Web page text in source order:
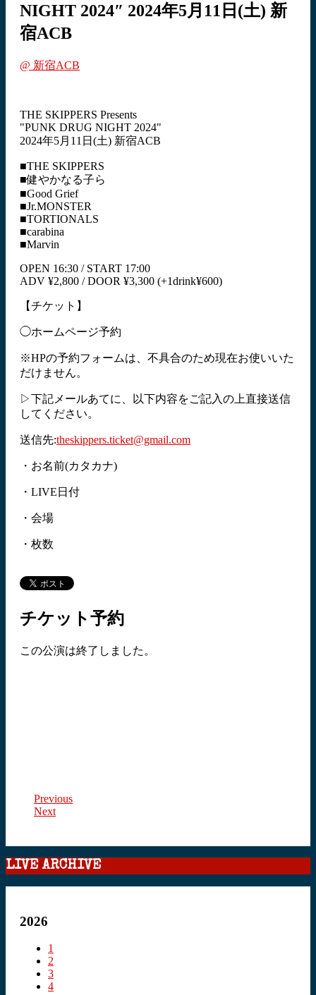
NIGHT 2024″ 2024年5月11日(土) 新
宿ACB
@ 新宿ACB
THE SKIPPERS Presents
"PUNK DRUG NIGHT 2024"
2024年5月11日(土) 新宿ACB
■THE SKIPPERS
■健やかなる子ら
■Good Grief
■Jr.MONSTER
■TORTIONALS
■carabina
■Marvin
OPEN 16:30 / START 17:00
ADV ¥2,800 / DOOR ¥3,300 (+1drink¥600)
【チケット】
◯ホームページ予約
※HPの予約フォームは、不具合のため現在お使いいた
だけません。
▷下記メールあてに、以下内容をご記入の上直接送信
してください。
送信先:theskippers.ticket@gmail.com
・お名前(カタカナ)
・LIVE日付
・会場
・枚数
チケット予約
この公演は終了しました。
Previous
Next
LIVE ARCHIVE
2026
1
2
3
4